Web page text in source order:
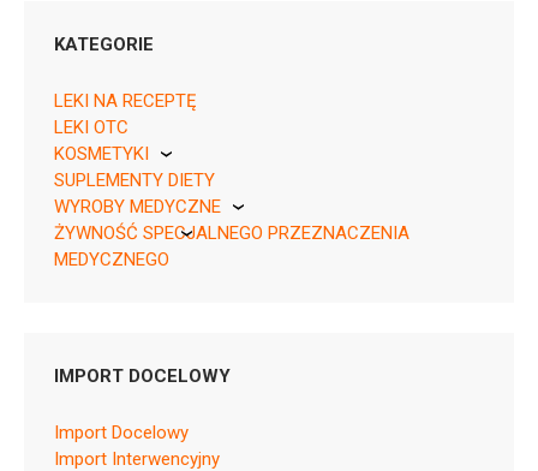
05909990168712 ¦ OTC ¦ 3762
25 kaps.
05909990168729 ¦ OTC ¦ 3763
100 kaps. w blistrach
A03AX13
KATEGORIE
LEKI NA RECEPTĘ
LEKI OTC
KOSMETYKI
Pierre Fabre
SUPLEMENTY DIETY
WYROBY MEDYCZNE
KikGel
ŻYWNOŚĆ SPECJALNEGO PRZEZNACZENIA
MEDYCZNEGO
IMPORT DOCELOWY
Import Docelowy
Import Interwencyjny